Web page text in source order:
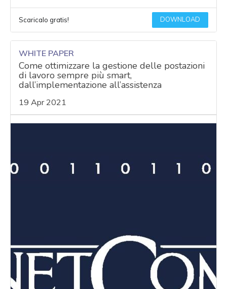
Scaricalo gratis! DOWNLOAD
WHITE PAPER
Come ottimizzare la gestione delle postazioni
di lavoro sempre più smart,
dall’implementazione all’assistenza
19 Apr 2021